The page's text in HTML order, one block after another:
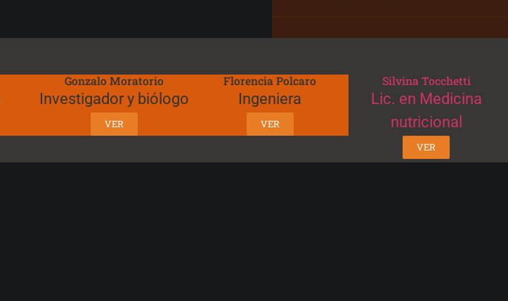
Gonzalo Moratorio
Investigador y biólogo
VER
Florencia Polcaro
Ingeniera
VER
Silvina Tocchetti
Lic. en Medicina
nutricional
VER